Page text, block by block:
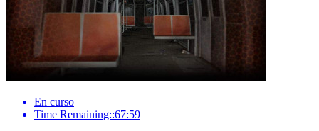
En curso
Time Remaining::67:59